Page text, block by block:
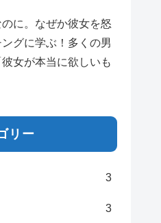
に。なぜか彼女を怒
グに学ぶ！多くの男
女が本当に欲しいも
リー
3
3